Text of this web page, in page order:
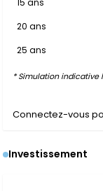
15 ans
20 ans
25 ans
* Simulation indicative
Connectez-vous
Investissement